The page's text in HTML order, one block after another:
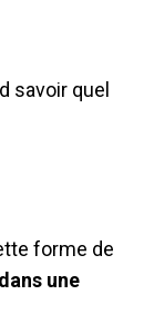
savoir quel
forme de
une